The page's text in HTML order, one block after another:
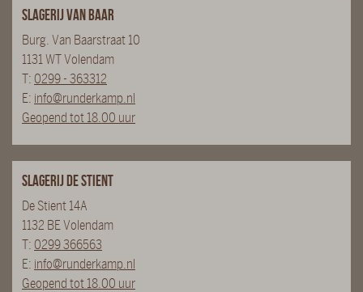
Slagerij van Baar
Burg. Van Baarstraat 10
1131 WT Volendam
T: 0299 - 363312
E: info@runderkamp.nl
Geopend tot 18.00 uur
Slagerij De Stient
De Stient 14A
1132 BE Volendam
T: 0299 366563
E: info@runderkamp.nl
Geopend tot 18.00 uur